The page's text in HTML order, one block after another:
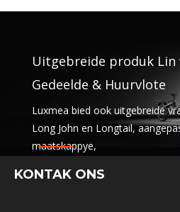
Uitgebreide produk Lin
Gedeelde & Huurvlote
Luxmea bied ook uitgebreide
Long John en Longtail,
maatskappye,
funksionaliteit
KONTAK ONS